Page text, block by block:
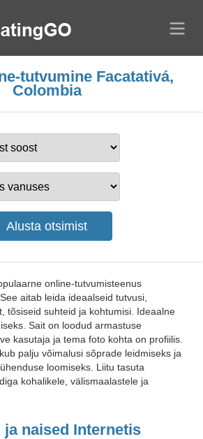
tutvumine Facatativá,
Colombia
online-tutvumisteenus
aitab leida ideaalseid tutvusi,
tõsiseid suhteid ja kohtumisi. Ideaalne
Sait on loodud armastuse
kasutaja ja tema foto kohta on profiilis.
palju võimalusi sõprade leidmiseks ja
loomiseks. Liitu tasuta
kohalikele, välismaalastele ja
ja naised Internetis